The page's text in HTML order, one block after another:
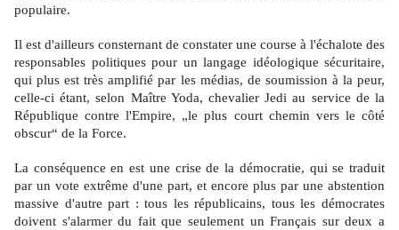
populaire.
Il est d'ailleurs consternant de constater une course à l'échalote des
responsables politiques pour un langage idéologique sécuritaire,
qui plus est très amplifié par les médias, de soumission à la peur,
celle-ci étant, selon Maître Yoda, chevalier Jedi au service de la
République contre l'Empire, „le plus court chemin vers le côté
obscur“ de la Force.
La conséquence en est une crise de la démocratie, qui se traduit
par un vote extrême d'une part, et encore plus par une abstention
massive d'autre part : tous les républicains, tous les démocrates
doivent s'alarmer du fait que seulement un Français sur deux a